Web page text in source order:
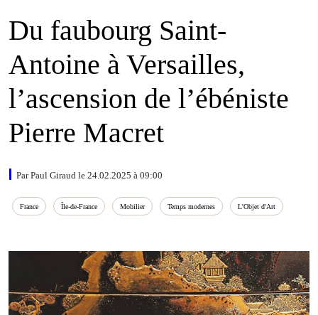
Du faubourg Saint-
Antoine à Versailles,
l’ascension de l’ébéniste
Pierre Macret
Par Paul Giraud le 24.02.2025 à 09:00
France Île‑de‑France Mobilier Temps modernes L'Objet d'Art